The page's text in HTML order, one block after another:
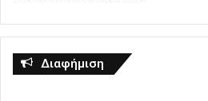
Διαφήμιση